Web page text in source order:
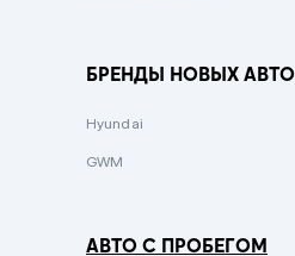
Зеленый металлик
БРЕНДЫ НОВЫХ АВТО
Hyundai
GWM
АВТО С ПРОБЕГОМ